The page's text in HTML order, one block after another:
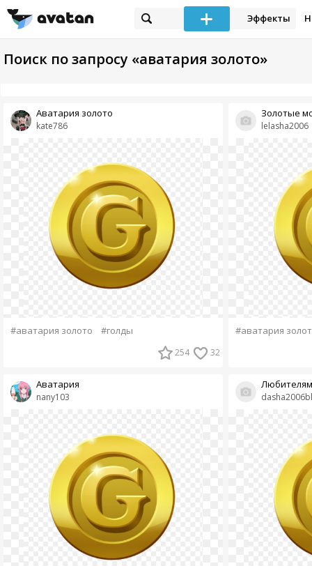
Эффекты
Поиск по запросу «аватария золото»
kate786
Аватария золото
#аватария золото #голды
254 32
nany103
Аватария
lelasha2006
Золотые
#аватария